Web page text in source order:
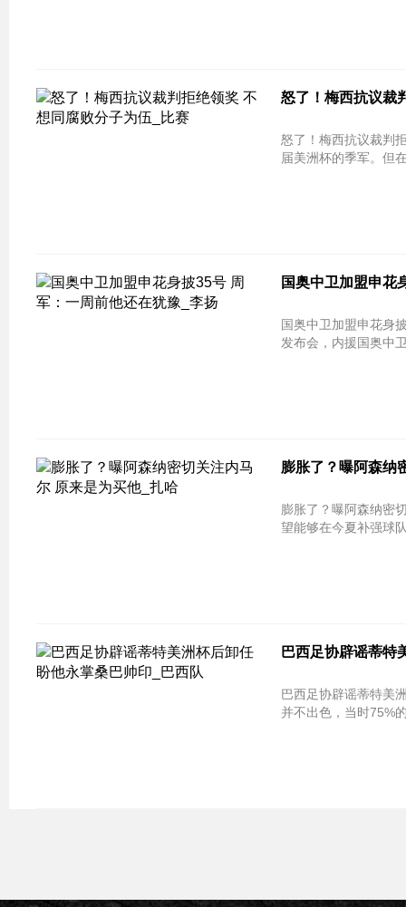
怒了！梅西抗议裁
怒了！梅西抗议裁判拒绝领奖 不想
届美洲杯的季军。但
国奥中卫加盟申花
国奥中卫加盟申花身披35号 周军
发布会，内援国奥中
膨胀了？曝阿森纳
膨胀了？曝阿森纳密切关注内马尔 原
望能够在今夏补强球
巴西足协辟谣蒂特
巴西足协辟谣蒂特美洲杯后卸任
并不出色，当时75%